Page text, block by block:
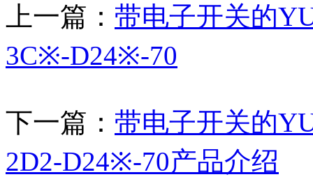
上一篇： 带电子开关的
3C※-D24※-70
下一篇： 带电子开关的
2D2-D24※-70产品介绍